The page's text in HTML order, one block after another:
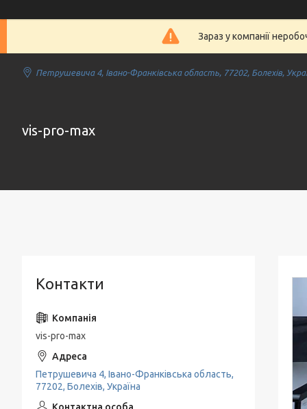
Зараз у компанії
Петрушевича 4, Івано-Франківська область, 77202, Болехів,
vis-pro-max
Контакти
vis-pro-max
Петрушевича 4, Івано-Франківська область,
77202, Болехів, Україна